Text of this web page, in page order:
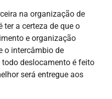
na organização de
ter a certeza de que o
e organização
o intercâmbio de
todo deslocamento é feito
será entregue aos